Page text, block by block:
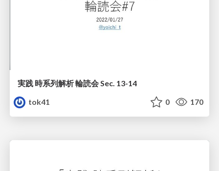
実践 時系列解析 輪読会 Sec. 13-14
tok41
0 170